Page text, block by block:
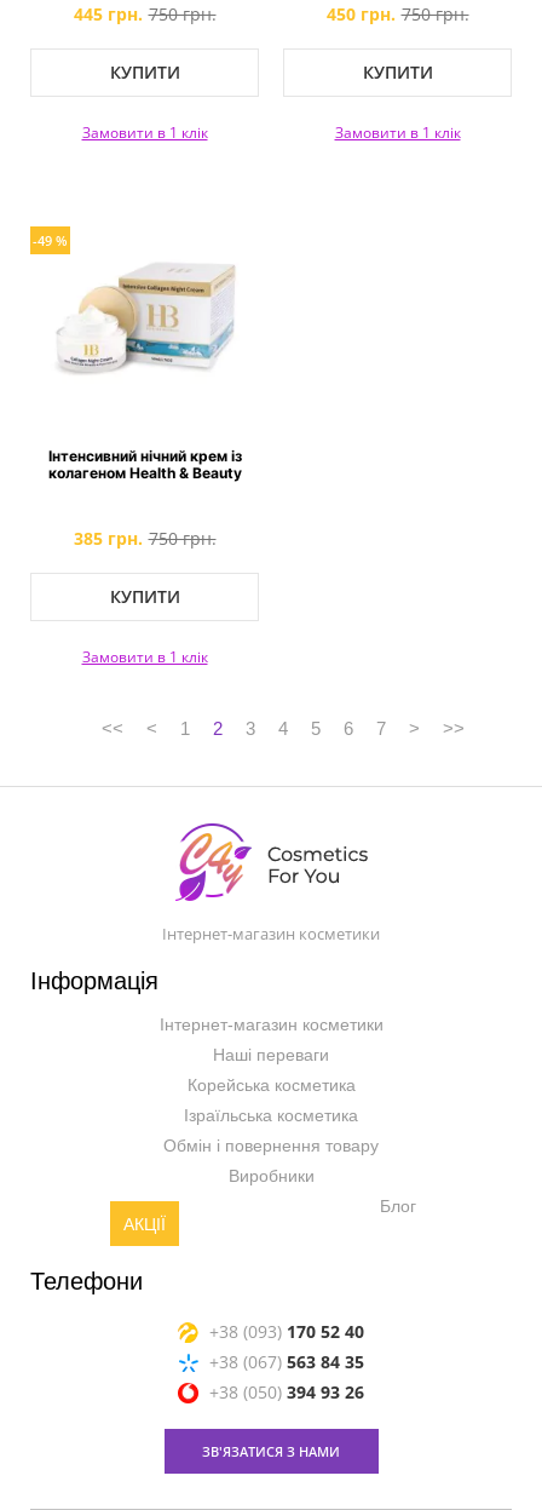
445 грн. 750 грн.
КУПИТИ
Замовити в 1 клік
450 грн. 750 грн.
КУПИТИ
Замовити в 1 клік
-49 %
Інтенсивний нічний крем із
колагеном Health & Beauty
385 грн. 750 грн.
КУПИТИ
Замовити в 1 клік
<< < 1 2 3 4 5 6 7 > >>
Інтернет-магазин косметики
Інформація
Інтернет-магазин косметики
Наші переваги
Корейська косметика
Ізраїльська косметика
Обмін і повернення товару
Виробники
АКЦІЇ
Блог
Телефони
+38 (093) 170 52 40
+38 (067) 563 84 35
+38 (050) 394 93 26
ЗВ'ЯЗАТИСЯ З НАМИ